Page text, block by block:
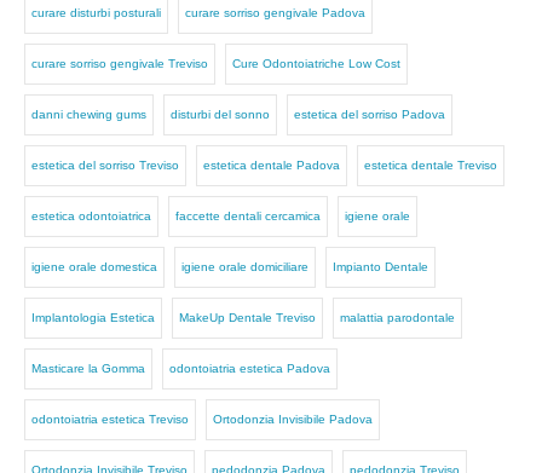
curare disturbi posturali curare sorriso gengivale Padova
curare sorriso gengivale Treviso Cure Odontoiatriche Low Cost
danni chewing gums disturbi del sonno estetica del sorriso Padova
estetica del sorriso Treviso estetica dentale Padova estetica dentale Treviso
estetica odontoiatrica faccette dentali cercamica igiene orale
igiene orale domestica igiene orale domiciliare Impianto Dentale
Implantologia Estetica MakeUp Dentale Treviso malattia parodontale
Masticare la Gomma odontoiatria estetica Padova
odontoiatria estetica Treviso Ortodonzia Invisibile Padova
Ortodonzia Invisibile Treviso pedodonzia Padova pedodonzia Treviso